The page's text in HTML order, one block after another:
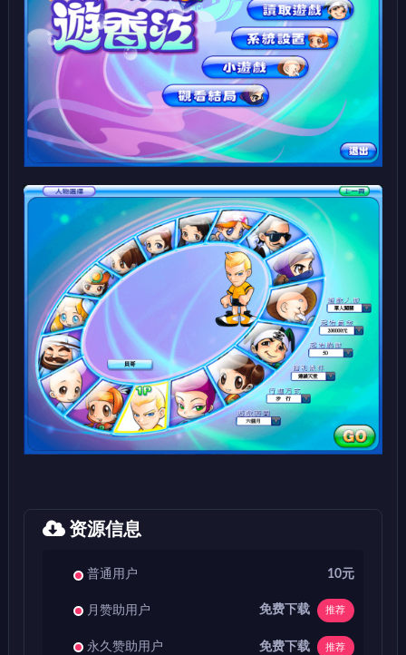
资源信息
普通用户 10元
月赞助用户 免费下载 推荐
永久赞助用户 免费下载 推荐